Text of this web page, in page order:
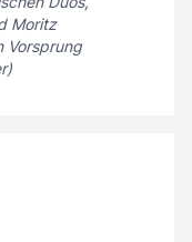
Moritz
Vorsprung